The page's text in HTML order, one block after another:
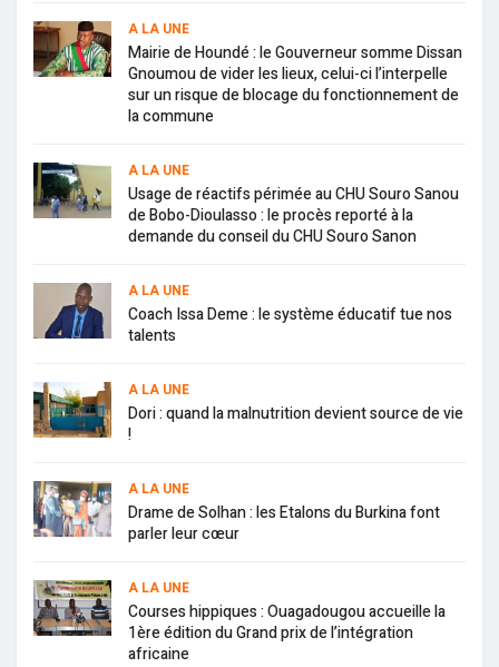
A LA UNE
Mairie de Houndé : le Gouverneur somme Dissan
Gnoumou de vider les lieux, celui-ci l’interpelle
sur un risque de blocage du fonctionnement de
la commune
A LA UNE
Usage de réactifs périmée au CHU Souro Sanou
de Bobo-Dioulasso : le procès reporté à la
demande du conseil du CHU Souro Sanon
A LA UNE
Coach Issa Deme : le système éducatif tue nos
talents
A LA UNE
Dori : quand la malnutrition devient source de vie
!
A LA UNE
Drame de Solhan : les Etalons du Burkina font
parler leur cœur
A LA UNE
Courses hippiques : Ouagadougou accueille la
1ère édition du Grand prix de l’intégration
africaine